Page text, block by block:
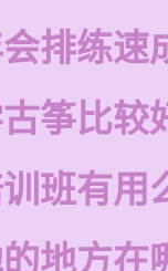
排练速
筝比较
班有用
地方在